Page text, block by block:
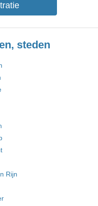
steden
Rijn